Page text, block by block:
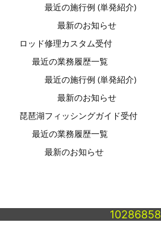
最近の施行例 (単発紹介)
最新のお知らせ
ロッド修理カスタム受付
最近の業務履歴一覧
最近の施行例 (単発紹介)
最新のお知らせ
琵琶湖フィッシングガイド受付
最近の業務履歴一覧
最新のお知らせ
10286858